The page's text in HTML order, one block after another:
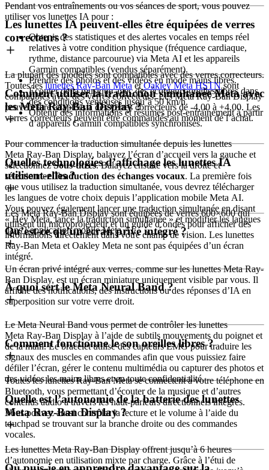
Pendant vos entraînements ou vos séances de sport, vous pouvez
utiliser vos lunettes IA pour :
Obtenir des statistiques et des alertes vocales en temps réel
relatives à votre condition physique (fréquence cardiaque,
rythme, distance parcourue) via Meta AI et les appareils
Garmin compatibles (vendus séparément).
Prendre des photos et des vidéos en mode mains libres.
Écouter de la musique avec des écouteurs oreilles libres dans
des conditions venteuses jusqu’à 50 km/h.
Obtenir des informations et résumés post-entraînement à partir
d’appareils Garmin compatibles synchronisés.
Les lunettes IA peuvent-elles être équipées de verres
correcteurs ?
La plupart des modèles sont compatibles avec des verres correcteurs.
Toutes leslunettes Ray-Ban MetaetOakley Meta HSTNsont
compatibles avec des verres correcteurs. Les Meta Ray-Ban Display
peuvent être adaptées à des verres correcteurs de -4,00 à +4,00. Les
verres correcteurs peuvent être commandés au moment de l’achat.
Comment utiliser la traduction simultanée Meta avec
les Meta Ray-Ban Display ?
Pour commencer la traduction simultanée depuis les lunettes
Meta Ray-Ban Display, balayez l’écran d’accueil vers la gauche et
sélectionnezSous-titres. Balayez ensuite vers la droite et
sélectionnezTraduction des échanges vocaux. La première fois
que vous utilisez la traduction simultanée, vous devrez télécharger
les langues de votre choix depuis l’application mobile Meta AI.
Vous pouvez également lancer une traduction simultanée en disant
« Hey Meta, lance la traduction simultanée » et modifier les langues
dans l’application mobile Meta AI.
Quelles technologies d’affichage les lunettes IA
utilisent-elles ?
Les Meta Ray-Ban Display sont équipées de verres 600×600 qui
utilisent un microprojecteur et un guide d’ondes pour afficher des
informations directement dans votre champ de vision. Les lunettes
Ray-Ban Meta et Oakley Meta ne sont pas équipées d’un écran
intégré.
Qu’est-ce qu’un écran privé intégré ?
Un écran privé intégré aux verres, comme sur les lunettes Meta Ray-
Ban Display, est un écran miniature uniquement visible par vous. Il
affiche des notifications, des instructions ou des réponses d’IA en
superposition sur votre verre droit.
À quoi sert le Meta Neural Band ?
Le Meta Neural Band vous permet de contrôler les lunettes
Meta Ray-Ban Display à l’aide de subtils mouvements du poignet et
de la main. Le bracelet utilise des capteurs EMG pour traduire les
signaux des muscles en commandes afin que vous puissiez faire
défiler l’écran, gérer le contenu multimédia ou capturer des photos et
des vidéos les mains libres et en toute confidentialité.
Comment fonctionne le son oreilles libres ?
Toutes les lunettes Ray-Ban Meta se connectent à votre téléphone en
Bluetooth, vous permettant d’écouter de la musique et d’autres
contenus audio à travers les haut-parleurs directionnels intégrés.
Vous pouvez aussi contrôler la lecture et le volume à l’aide du
touchpad se trouvant sur la branche droite ou des commandes
vocales.
Quelle est l’autonomie de la batterie des lunettes
Meta Ray-Ban Display ?
Les lunettes Meta Ray-Ban Display offrent jusqu’à 6 heures
d’autonomie en utilisation mixte par charge. Grâce à l’étui de